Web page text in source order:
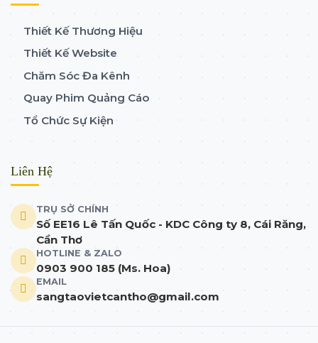
Thiết Kế Thương Hiệu
Thiết Kế Website
Chăm Sóc Đa Kênh
Quay Phim Quảng Cáo
Tổ Chức Sự Kiện
Liên Hệ
TRỤ SỞ CHÍNH
Số EE16 Lê Tấn Quốc - KDC Công ty 8, Cái Răng,
Cần Thơ
HOTLINE & ZALO
0903 900 185 (Ms. Hoa)
EMAIL
sangtaovietcantho@gmail.com